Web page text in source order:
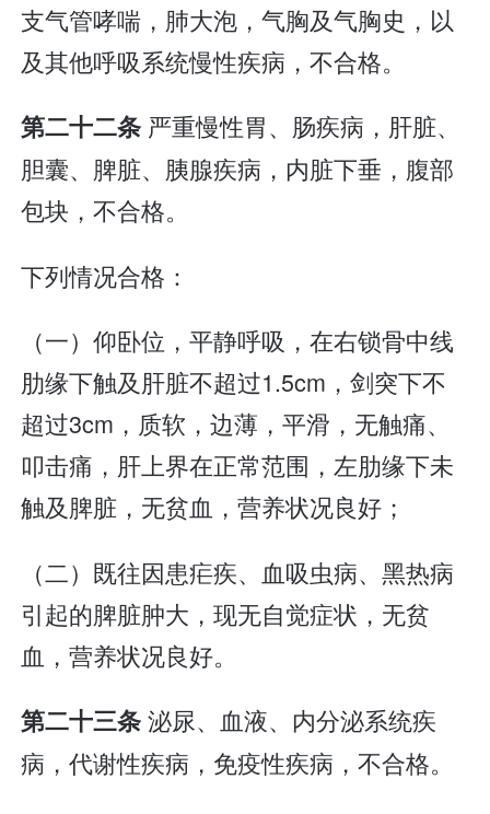
支气管哮喘，肺大泡，气胸及气胸史，以
及其他呼吸系统慢性疾病，不合格。
第二十二条 严重慢性胃、肠疾病，肝脏、
胆囊、脾脏、胰腺疾病，内脏下垂，腹部
包块，不合格。
下列情况合格：
（一）仰卧位，平静呼吸，在右锁骨中线
肋缘下触及肝脏不超过1.5cm，剑突下不
超过3cm，质软，边薄，平滑，无触痛、
叩击痛，肝上界在正常范围，左肋缘下未
触及脾脏，无贫血，营养状况良好；
（二）既往因患疟疾、血吸虫病、黑热病
引起的脾脏肿大，现无自觉症状，无贫
血，营养状况良好。
第二十三条泌尿、血液、内分泌系统疾
病，代谢性疾病，免疫性疾病，不合格。